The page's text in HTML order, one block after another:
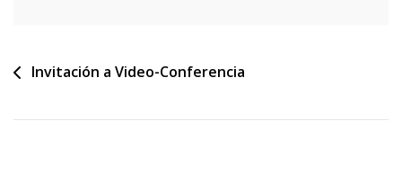
Navegación
entradas
Invitación a Video-Conferencia